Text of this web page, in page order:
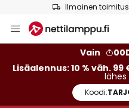
Ilmainen
to
Vain
Lisäalennus: 10 % väh.
lähes
Koodi: